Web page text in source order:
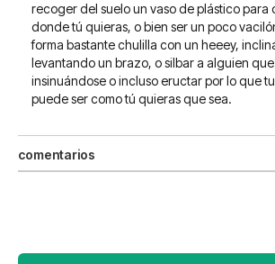
recoger del suelo un vaso de plástico para
donde tú quieras, o bien ser un poco
forma bastante chulilla con un heeey,
levantando un brazo, o silbar a alguien
insinuándose o incluso eructar por lo que
puede ser como tú quieras que sea.
comentarios